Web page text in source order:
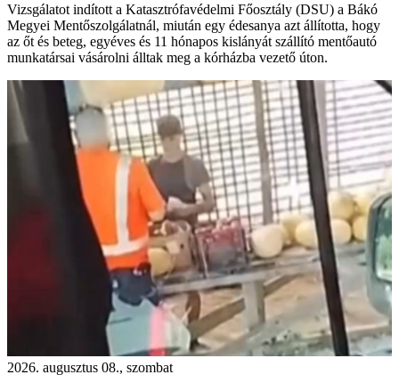
Vizsgálatot indított a Katasztrófavédelmi Főosztály (DSU) a Bákó
Megyei Mentőszolgálatnál, miután egy édesanya azt állította, hogy
az őt és beteg, egyéves és 11 hónapos kislányát szállító mentőautó
munkatársai vásárolni álltak meg a kórházba vezető úton.
2026. augusztus 08., szombat